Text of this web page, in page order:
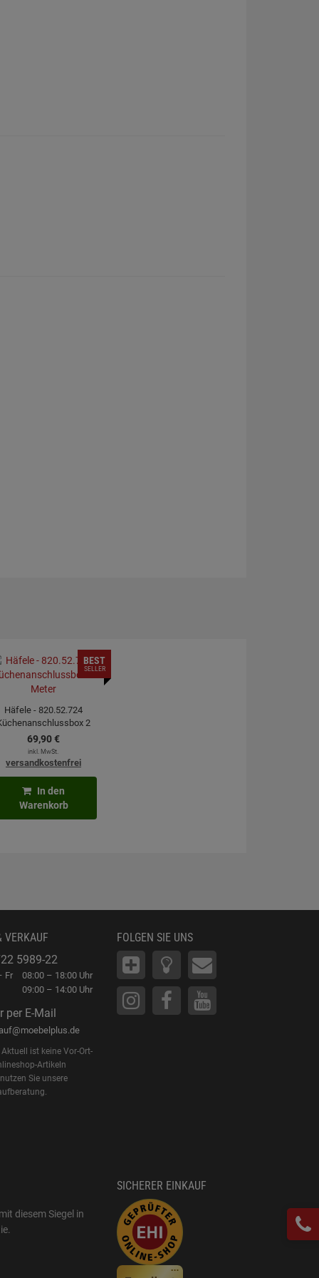
Häfele - 820.52.724
2
Meter
69,90€
inkl. MwSt.
versandkostenfrei
BEST
SELLER
In den
Warenkorb
VERKAUF
5989-22
Fr
08:00 – 18:00 Uhr
09:00 – 14:00 Uhr
per E-Mail
Aktuell ist keine Vor-Ort-
Artikeln
Sie unsere
FOLGEN SIE UNS
diesem Siegel in
.
SICHERER EINKAUF